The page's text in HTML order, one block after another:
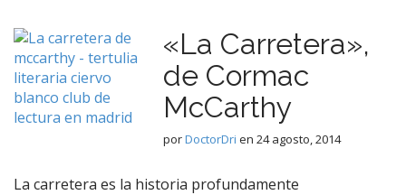
«La Carretera»,
de Cormac
McCarthy
porDoctorDri en 24 agosto, 2014
La carretera es la historia profundamente